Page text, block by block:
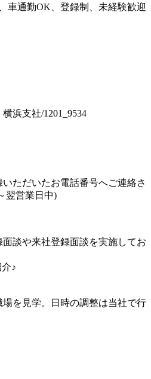
車通勤OK、登録制、未経験歓迎
浜支社/1201_9534
ただいたお電話番号へご連絡さ
翌営業日中)
談や来社登録面談を実施してお
♪
を見学。日時の調整は当社で行